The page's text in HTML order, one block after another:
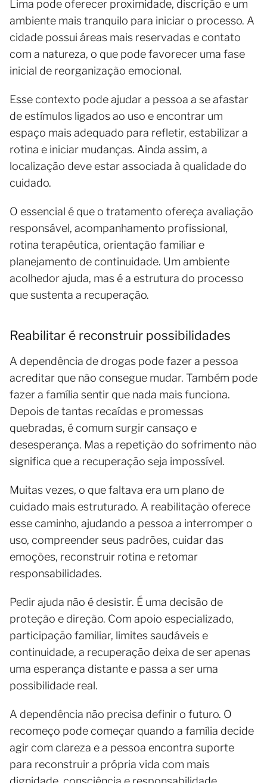
Lima pode oferecer proximidade, discrição e um
ambiente mais tranquilo para iniciar o processo. A
cidade possui áreas mais reservadas e contato
com a natureza, o que pode favorecer uma fase
inicial de reorganização emocional.
Esse contexto pode ajudar a pessoa a se afastar
de estímulos ligados ao uso e encontrar um
espaço mais adequado para refletir, estabilizar a
rotina e iniciar mudanças. Ainda assim, a
localização deve estar associada à qualidade do
cuidado.
O essencial é que o tratamento ofereça avaliação
responsável, acompanhamento profissional,
rotina terapêutica, orientação familiar e
planejamento de continuidade. Um ambiente
acolhedor ajuda, mas é a estrutura do processo
que sustenta a recuperação.
Reabilitar é reconstruir possibilidades
A dependência de drogas pode fazer a pessoa
acreditar que não consegue mudar. Também pode
fazer a família sentir que nada mais funciona.
Depois de tantas recaídas e promessas
quebradas, é comum surgir cansaço e
desesperança. Mas a repetição do sofrimento não
significa que a recuperação seja impossível.
Muitas vezes, o que faltava era um plano de
cuidado mais estruturado. A reabilitação oferece
esse caminho, ajudando a pessoa a interromper o
uso, compreender seus padrões, cuidar das
emoções, reconstruir rotina e retomar
responsabilidades.
Pedir ajuda não é desistir. É uma decisão de
proteção e direção. Com apoio especializado,
participação familiar, limites saudáveis e
continuidade, a recuperação deixa de ser apenas
uma esperança distante e passa a ser uma
possibilidade real.
A dependência não precisa definir o futuro. O
recomeço pode começar quando a família decide
agir com clareza e a pessoa encontra suporte
para reconstruir a própria vida com mais